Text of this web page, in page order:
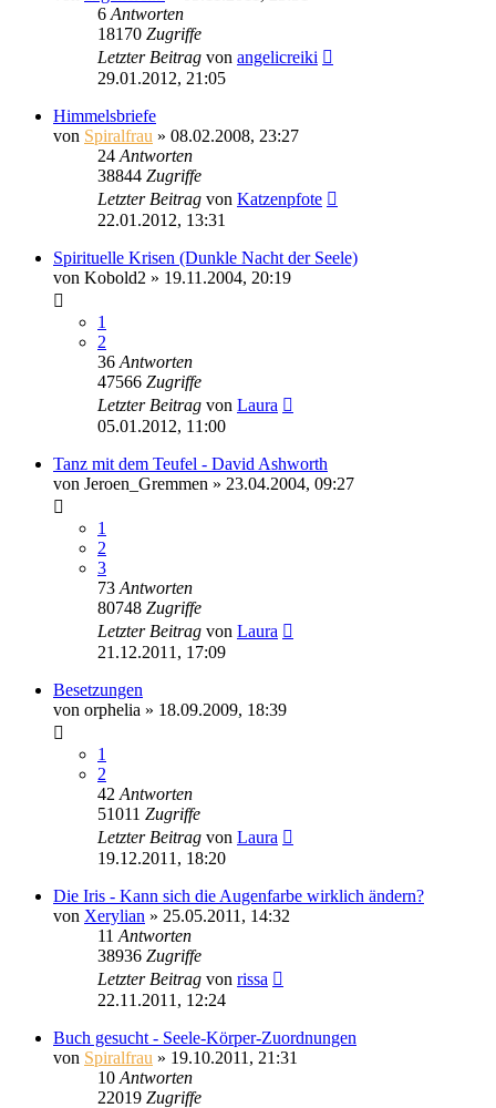
6 Antworten
18170 Zugriffe
Letzter Beitrag von angelicreiki
29.01.2012, 21:05
Himmelsbriefe
von Spiralfrau » 08.02.2008, 23:27
24 Antworten
38844 Zugriffe
Letzter Beitrag von Katzenpfote
22.01.2012, 13:31
Spirituelle Krisen (Dunkle Nacht der Seele)
von Kobold2 » 19.11.2004, 20:19
1
2
36 Antworten
47566 Zugriffe
Letzter Beitrag von Laura
05.01.2012, 11:00
Tanz mit dem Teufel - David Ashworth
von Jeroen_Gremmen » 23.04.2004, 09:27
1
2
3
73 Antworten
80748 Zugriffe
Letzter Beitrag von Laura
21.12.2011, 17:09
Besetzungen
von orphelia » 18.09.2009, 18:39
1
2
42 Antworten
51011 Zugriffe
Letzter Beitrag von Laura
19.12.2011, 18:20
Die Iris - Kann sich die Augenfarbe wirklich ändern?
von Xerylian » 25.05.2011, 14:32
11 Antworten
38936 Zugriffe
Letzter Beitrag von rissa
22.11.2011, 12:24
Buch gesucht - Seele-Körper-Zuordnungen
von Spiralfrau » 19.10.2011, 21:31
10 Antworten
22019 Zugriffe